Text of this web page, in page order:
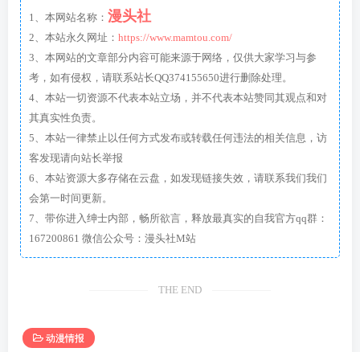
1、本网站名称： 漫头社
2、本站永久网址： https://www.mamtou.com/
3、本网站的文章部分内容可能来源于网络，仅供大家学习与参
考，如有侵权，请联系站长QQ374155650进行删除处理。
4、本站一切资源不代表本站立场，并不代表本站赞同其观点和对
其真实性负责。
5、本站一律禁止以任何方式发布或转载任何违法的相关信息，访
客发现请向站长举报
6、本站资源大多存储在云盘，如发现链接失效，请联系我们我们
会第一时间更新。
7、带你进入绅士内部，畅所欲言，释放最真实的自我官方qq群：
167200861 微信公众号：漫头社M站
THE END
动漫情报